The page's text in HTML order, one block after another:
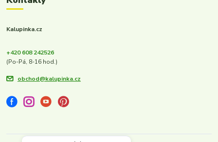
Kalupinka.cz
+420 608 242526
(Po-Pá, 8-16 hod.)
obchod@kalupinka.cz